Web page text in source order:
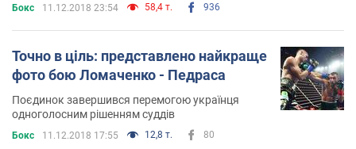
Бокс 11.12.2018 23:54 58,4 т. 936
Точно в ціль: представлено найкраще
фото бою Ломаченко - Педраса
Поєдинок завершився перемогою українця
одноголосним рішенням суддів
Бокс 11.12.2018 17:55 12,8 т. 80